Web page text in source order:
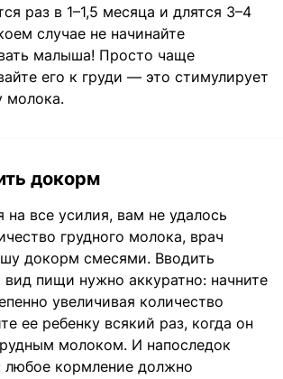
раз в 1–1,5 месяца и длятся 3–4
случае не начинайте
малыша! Просто чаще
его к груди — это стимулирует
молока.
докорм
на все усилия, вам не удалось
грудного молока, врач
докорм смесями. Вводить
пищи нужно аккуратно: начните
увеличивая количество
ее ребенку всякий раз, когда он
молоком. И напоследок
любое кормление должно